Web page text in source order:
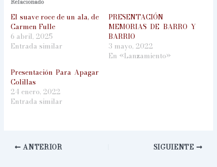
El suave roce de un ala, de
Carmen Fulle
6 abril, 2025
Entrada similar
PRESENTACIÓN
MEMORIAS DE BARRO Y
BARRIO
3 mayo, 2022
En «Lanzamiento»
Presentación Para Apagar
Colillas
24 enero, 2022
Entrada similar
ANTERIOR SIGUIENTE